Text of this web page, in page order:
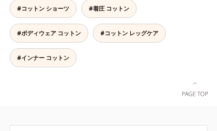
身生地にはなめらかな風合いの良質
な綿糸をたっぷり使用し、肌あたり
バツグンです。可能な限り縫い目を
少なくしたので、ゴロつかず快適な
はきごこち。ウエストは肌あたりの
ソフトなテープを使用しており、締
めつけ感がありません。
す。うっとりするような肌ざわり
「高級スーピマ綿」を贅沢に使用
し、肌にぴたっと吸いつくようなこ
こちよさを感じます。ワンランク上
のなめらかな肌ざわりです。ふわふ
ざわり。レースが肌にあたってチク
チク…という不快感がありません。
#コットン ショーツ #着圧 コットン
#ボディウェア コットン #コットン レッグケア
#インナー コットン